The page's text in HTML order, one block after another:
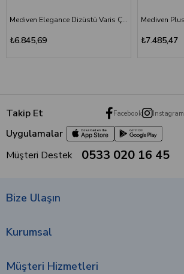
Mediven Elegance Dizüstü Varis Çorabı - CCL2 - Burnu Kapalı - Bej - 5 Numara
₺6.845,69 ₺7.485,47
Takip Et Facebook Instagram
Uygulamalar
Müşteri Destek
0533 020 16 45
Bize Ulaşın
Kurumsal
Müşteri Hizmetleri